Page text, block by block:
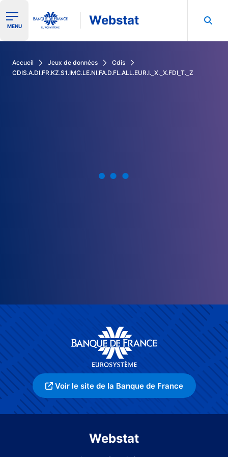
Ouvrir le menu de navigation
MENU Webstat
Accueil Jeux de données
Cdis
CDIS.A.DI.FR.KZ.S1.IMC.LE.NI.FA.D.FL.ALL.EUR.I._X._X.FDI_T._Z
Voir le site de la Banque de France
Webstat